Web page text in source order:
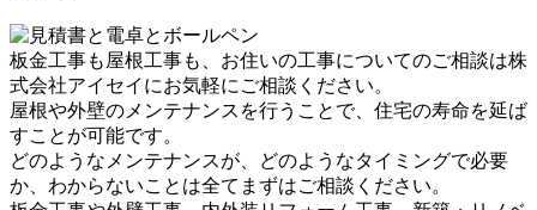
板金工事も屋根工事も、お住いの工事についてのご相談は株
式会社アイセイにお気軽にご相談ください。
屋根や外壁のメンテナンスを行うことで、住宅の寿命を延ば
すことが可能です。
どのようなメンテナンスが、どのようなタイミングで必要
か、わからないことは全てまずはご相談ください。